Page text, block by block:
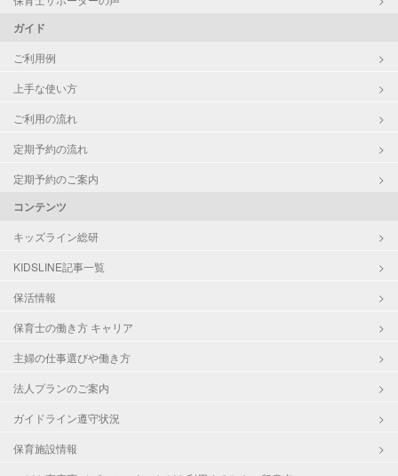
ガイド
ご利用例
上手な使い方
ご利用の流れ
定期予約の流れ
定期予約のご案内
コンテンツ
キッズライン総研
KIDSLINE記事一覧
保活情報
保育士の働き方 キャリア
主婦の仕事選びや働き方
法人プランのご案内
ガイドライン遵守状況
保育施設情報